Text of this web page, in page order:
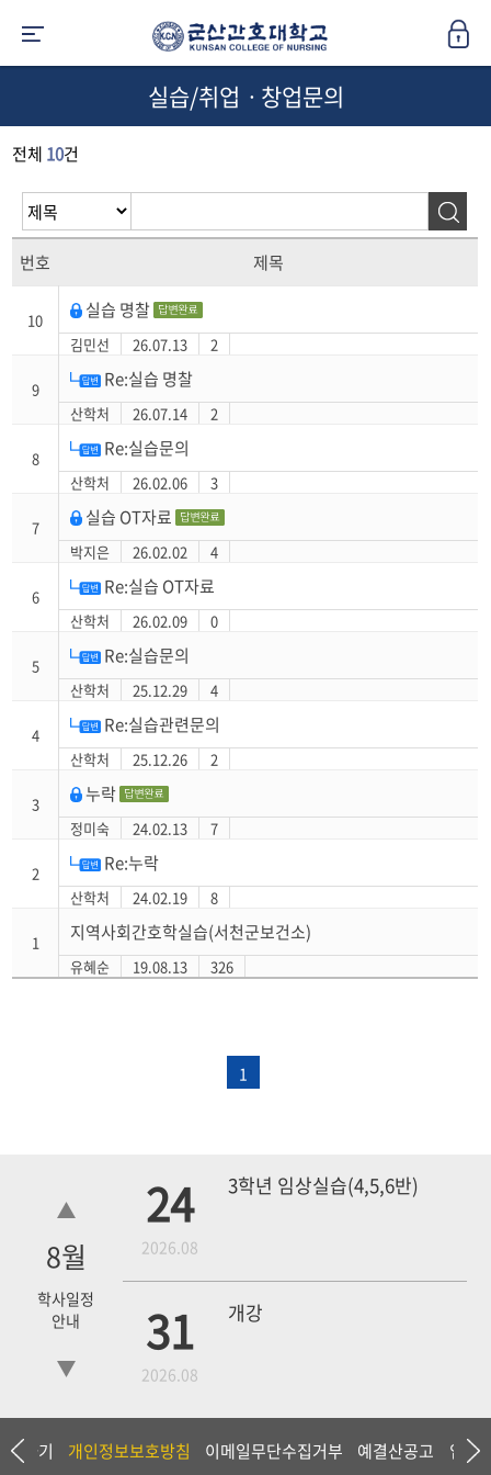
실습/취업ㆍ창업문의
전체 10건
번호 제목
10 실습 명찰
김민선 26.07.13 2
9 Re:실습 명찰
산학처 26.07.14 2
8 Re:실습문의
산학처 26.02.06 3
7 실습 OT자료
박지은 26.02.02 4
6 Re:실습 OT자료
산학처 26.02.09 0
5 Re:실습문의
산학처 25.12.29 4
4 Re:실습관련문의
산학처 25.12.26 2
3 누락
정미숙 24.02.13 7
2 Re:누락
산학처 24.02.19 8
1 지역사회간호학실습(서천군보건소)
유혜순 19.08.13 326
1
8월
학사일정
안내
24
2026.08
3학년 임상실습(4,5,6반)
31
2026.08
개강
18 4학년 1차 모의고사
담하기 개인정보보호방침 이메일무단수집거부 예결산공고 입찰